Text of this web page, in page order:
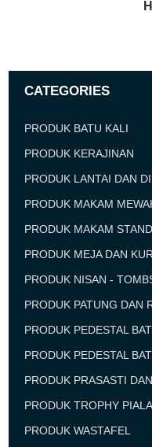
CATEGORIES
PRODUK BATU KALI
PRODUK KERAJINAN
PRODUK LANTAI DAN
PRODUK MAKAM
PRODUK MAKAM
PRODUK MEJA DAN
PRODUK NISAN -
PRODUK PATUNG DAN
PRODUK PEDESTAL
PRODUK PEDESTAL
PRODUK PRASASTI
PRODUK TROPHY PIALA
PRODUK WASTAFEL